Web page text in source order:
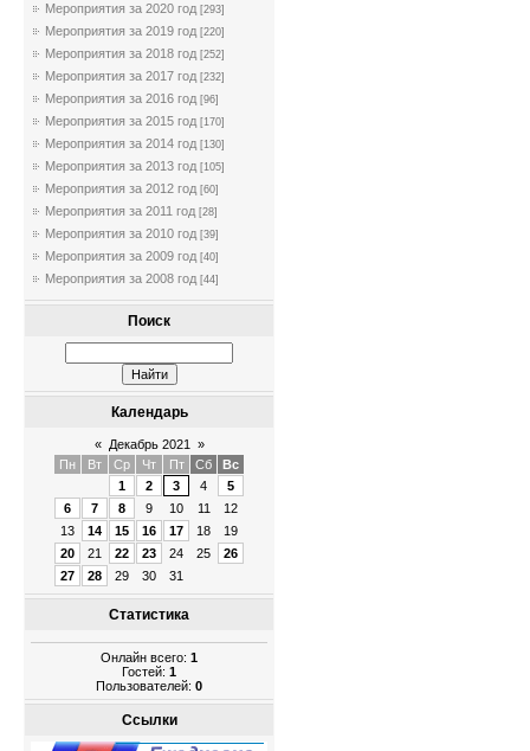
Мероприятия за 2020 год [293]
Мероприятия за 2019 год [220]
Мероприятия за 2018 год [252]
Мероприятия за 2017 год [232]
Мероприятия за 2016 год [96]
Мероприятия за 2015 год [170]
Мероприятия за 2014 год [130]
Мероприятия за 2013 год [105]
Мероприятия за 2012 год [60]
Мероприятия за 2011 год [28]
Мероприятия за 2010 год [39]
Мероприятия за 2009 год [40]
Мероприятия за 2008 год [44]
Поиск
Календарь
« Декабрь 2021
»
Пн
Вт Ср Чт Пт Сб
Вс
1
2 3 4
5
6
7 8 9 10 11
12
13
14 15 16 17 18
19
20
21 22 23 24 25
26
27
28 29 30 31
Статистика
Онлайн всего: 1
Гостей: 1
Пользователей: 0
Ссылки